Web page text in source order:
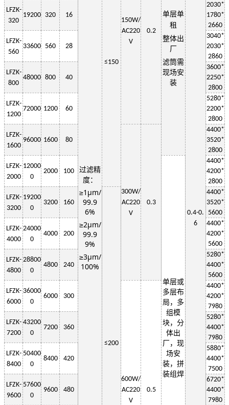
过滤精
度：
≥1μm/
99.9
6%
≥2μm/
99.9
9%
≥3μm/
100%
≤150
150W/
AC220
V
0.2
单层单
租
整体出
厂
滤筒需
现场安
装
0.4-0.
6
LFZK-
320
19200 320 16
2030*
1780*
2660
LFZK-
560
33600 560 28
3040*
2030*
2860
LFZK-
800
48000 800 40
3600*
2250*
2800
LFZK-
1200
72000 1200 60
5280*
2200*
2800
LFZK-
1600
96000 1600 80
300W/
AC220
V
0.3
4400*
3520*
2800
LFZK-
2000
12000
0
2000 100
单层或
多层布
局，多
组模
块，分
体出
厂，现
场安
装，拼
装组焊
4400*
4200*
2800
LFZK-
3200
19200
0
3200 160
≤200
4400*
3520*
5600
LFZK-
4000
24000
0
4000 200
4400*
4200*
5600
LFZK-
4800
28800
0
4800 240
5280*
4400*
5600
LFZK-
6000
36000
0
6000 300
600W/
AC220
V
0.5
4400*
4200*
7980
LFZK-
7200
43200
0
7200 360
5280*
4400*
7980
LFZK-
8400
50400
0
8400 420
5880*
4400*
7500
LFZK-
9600
57600
0
9600 480
6720*
4400*
7980